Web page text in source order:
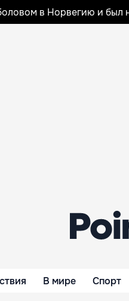
в Норвегию и был
В мире Спорт